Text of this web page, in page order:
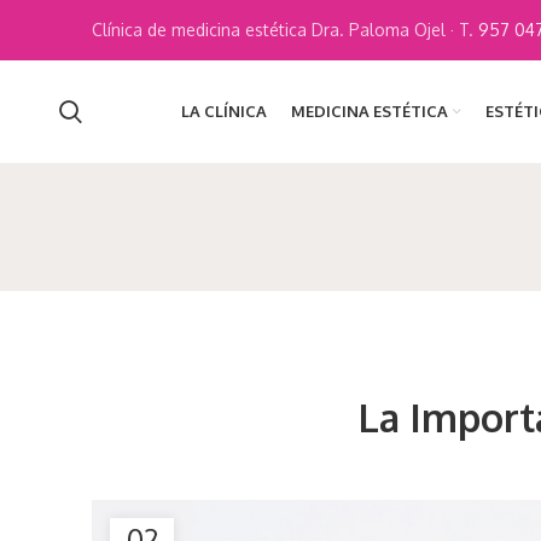
LA CLÍNICA MEDICINA ESTÉTICA
La
Clínica de medicina estética Dra. Paloma Ojel · T. 957